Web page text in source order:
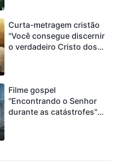
Curta-metragem cristão
"Você consegue discernir
o verdadeiro Cristo dos
Filme gospel
"Encontrando o Senhor
durante as catástrofes"